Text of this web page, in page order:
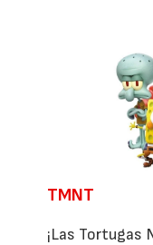
TMNT
¡Las Tortugas